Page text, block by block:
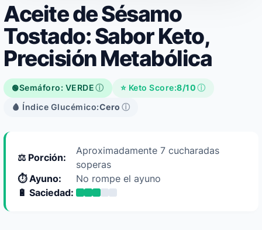
Aceite de Sésamo
Tostado: Sabor Keto,
Precisión Metabólica
🟢Semáforo: VERDEⓘ ⭐ Keto Score:8/10ⓘ
🩸 Índice Glucémico:Cero ⓘ
⚖️ Porción:
Aproximadamente 7 cucharadas
soperas
⏱️ Ayuno:
No rompe el ayuno
🔋 Saciedad: